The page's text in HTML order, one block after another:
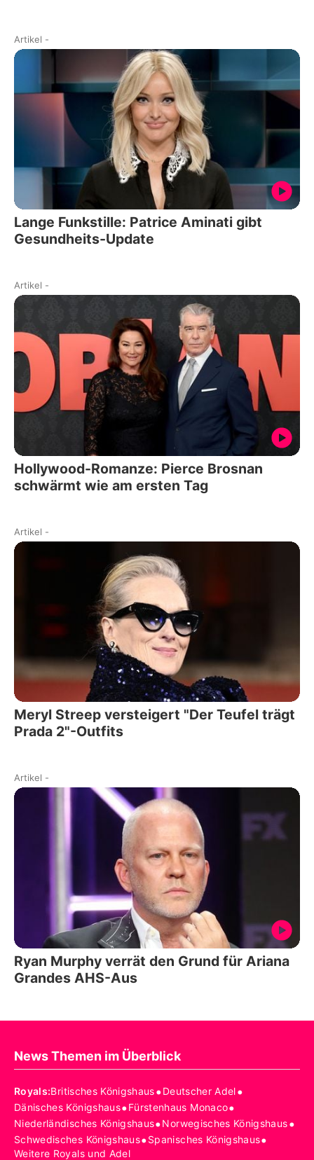
Artikel -
Lange Funkstille: Patrice Aminati gibt
Gesundheits-Update
Artikel -
Hollywood-Romanze: Pierce Brosnan
schwärmt wie am ersten Tag
Artikel -
Meryl Streep versteigert "Der Teufel trägt
Prada 2"-Outfits
Artikel -
Ryan Murphy verrät den Grund für Ariana
Grandes AHS-Aus
News Themen im Überblick
Royals:Britisches Königshaus•Deutscher Adel•
Dänisches Königshaus•Fürstenhaus Monaco•
Niederländisches Königshaus•Norwegisches Königshaus•
Schwedisches Königshaus•Spanisches Königshaus•
Weitere Royals und Adel